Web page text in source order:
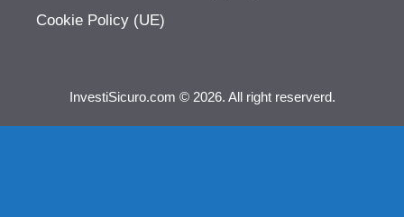
Cookie Policy (UE)
InvestiSicuro.com © 2026. All right reserverd.